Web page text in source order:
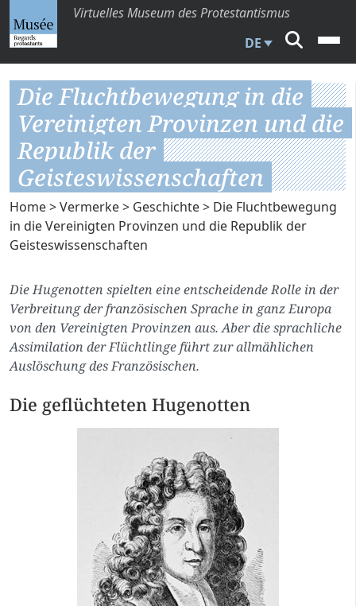
Virtuelles Museum des Protestantismus
DE
Die Fluchtbewegung in die
Vereinigten Provinzen und die
Republik der
Geisteswissenschaften
Home>Vermerke> Geschichte> Die Fluchtbewegung
in die Vereinigten Provinzen und die Republik der
Geisteswissenschaften
Die Hugenotten spielten eine entscheidende Rolle in der
Verbreitung der französischen Sprache in ganz Europa
von den Vereinigten Provinzen aus. Aber die sprachliche
Assimilation der Flüchtlinge führt zur allmählichen
Auslöschung des Französischen.
Die geflüchteten Hugenotten